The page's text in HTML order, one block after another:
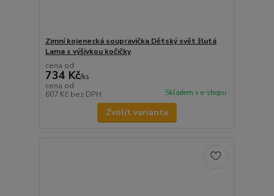
Zimní kojenecká soupravička Dětský svět žlutá
Lama s výšivkou kočičky
cena od
734 Kč/ks
cena od
607 Kč bez DPH Skladem v e-shopu
Zvolit variantu